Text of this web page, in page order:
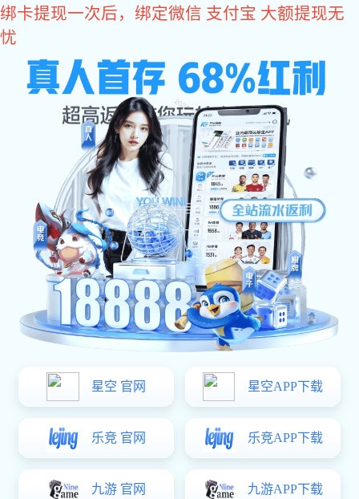
星空真人
您好，欢迎您光临星空真人商城！
星空真人
come2time.com
网站星空真人 关于星空真人